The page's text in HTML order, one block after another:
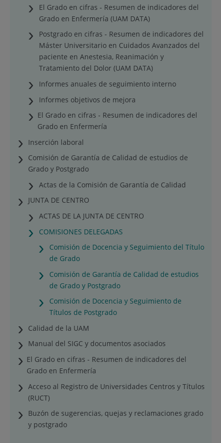
El Grado en cifras - Resumen de indicadores del
Grado en Enfermería (UAM DATA)
Postgrado en cifras - Resumen de indicadores del
Máster Universitario en Cuidados Avanzados del
paciente en Anestesia, Reanimación y
Tratamiento del Dolor (UAM DATA)
Informes anuales de seguimiento interno
Informes objetivos de mejora
El Grado en cifras - Resumen de indicadores del
Grado en Enfermería
Inserción laboral
Comisión de Garantía de Calidad de estudios de
Grado y Postgrado
Actas de la Comisión de Garantía de Calidad
JUNTA DE CENTRO
ACTAS DE LA JUNTA DE CENTRO
COMISIONES DELEGADAS
Comisión de Docencia y Seguimiento del Título
de Grado
Comisión de Garantía de Calidad de estudios
de Grado y Postgrado
Comisión de Docencia y Seguimiento de
Títulos de Postgrado
Calidad de la UAM
Manual del SIGC y documentos asociados
El Grado en cifras - Resumen de indicadores del
Grado en Enfermería
Acceso al Registro de Universidades Centros y Títulos
(RUCT)
Buzón de sugerencias, quejas y reclamaciones grado
y postgrado